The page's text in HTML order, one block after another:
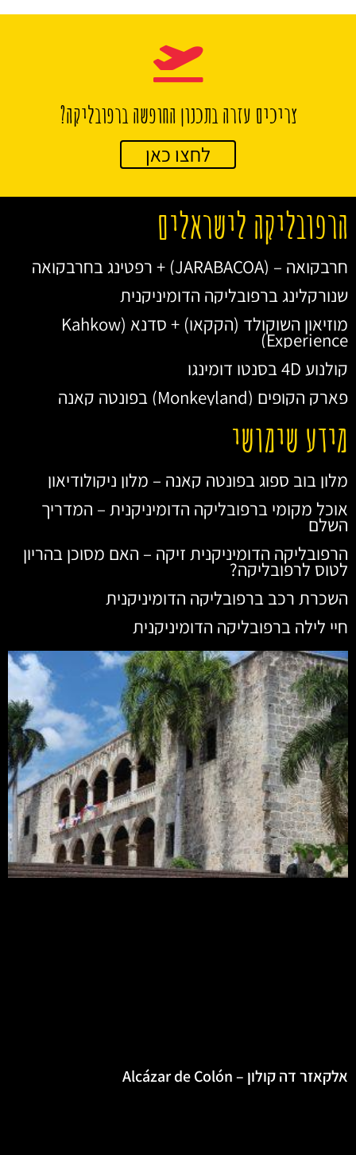
צריכים עזרה בתכנון החופשה ברפובליקה?
לחצו כאן
הרפובליקה לישראלים
חרבקואה – (JARABACOA) + רפטינג בחרבקואה
שנורקלינג ברפובליקה הדומיניקנית
מוזיאון השוקולד (הקקאו) + סדנא (Kahkow
Experience)
קולנוע 4D בסנטו דומינגו
פארק הקופים (Monkeyland) בפונטה קאנה
מידע שימושי
מלון בוב ספוג בפונטה קאנה – מלון ניקולודיאון
אוכל מקומי ברפובליקה הדומיניקנית – המדריך
השלם
הרפובליקה הדומיניקנית זיקה – האם מסוכן בהריון
לטוס לרפובליקה?
השכרת רכב ברפובליקה הדומיניקנית
חיי לילה ברפובליקה הדומיניקנית
אלקאזר דה קולון – Alcázar de Colón